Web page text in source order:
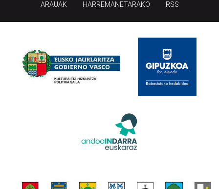
ARAUAK HARREMANETARAKO RSS